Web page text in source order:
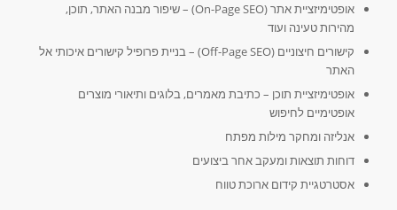
אופטימיזציית אתר (On-Page SEO) – שיפור מבנה האתר, תוכן,
מהירות טעינה ועוד
קישורים חיצוניים (Off-Page SEO) – בניית פרופיל קישורים איכותי אל
האתר
אופטימיזציית תוכן – כתיבת מאמרים, בלוגים ותיאורי מוצרים
אופטימיים לחיפוש
אנליזה ומחקר מילות מפתח
דוחות תוצאות ומעקב אחר ביצועים
אסטרטגיית קידום ארוכת טווח